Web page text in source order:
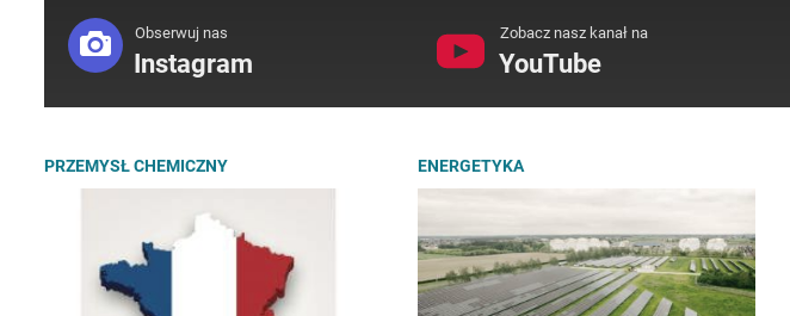
Obserwuj nas
Instagram
Zobacz nasz kanał na
YouTube
PRZEMYSŁ CHEMICZNY ENERGETYKA